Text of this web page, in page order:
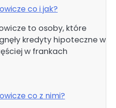
co i jak?
to osoby, które
kredyty hipoteczne w
w frankach
co z nimi?